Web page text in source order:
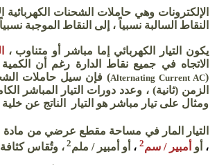
الإلكترونات وهي حاملات الشحنات
النقاط السالبة نسبياً ، إلى النقاط الموجبة
يكون التيار الكهربائي إما مباشر أو متناوب ،
الاتجاه في جميع نقاط الدارة رغم أن
(
Alternating Current AC) فإن سيل حاملات
الزمن (ثانية) ، وعدد دورات التيار المباشر
ومثال على تيار مباشر هو التيار الناتج عن
التيار المار في مساحة مقطع عرضي من مادة
، أو أمبير / سم2 ، أو أمبير / ملم2 ، وتُقاس